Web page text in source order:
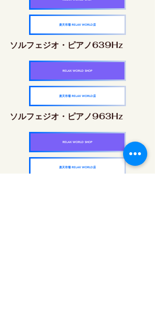
楽天市場 RELAX WORLD店
ソルフェジオ・ピアノ639Hz
RELAX WORLD SHOP
楽天市場 RELAX WORLD店
ソルフェジオ・ピアノ963Hz
RELAX WORLD SHOP
楽天市場 RELAX WORLD店